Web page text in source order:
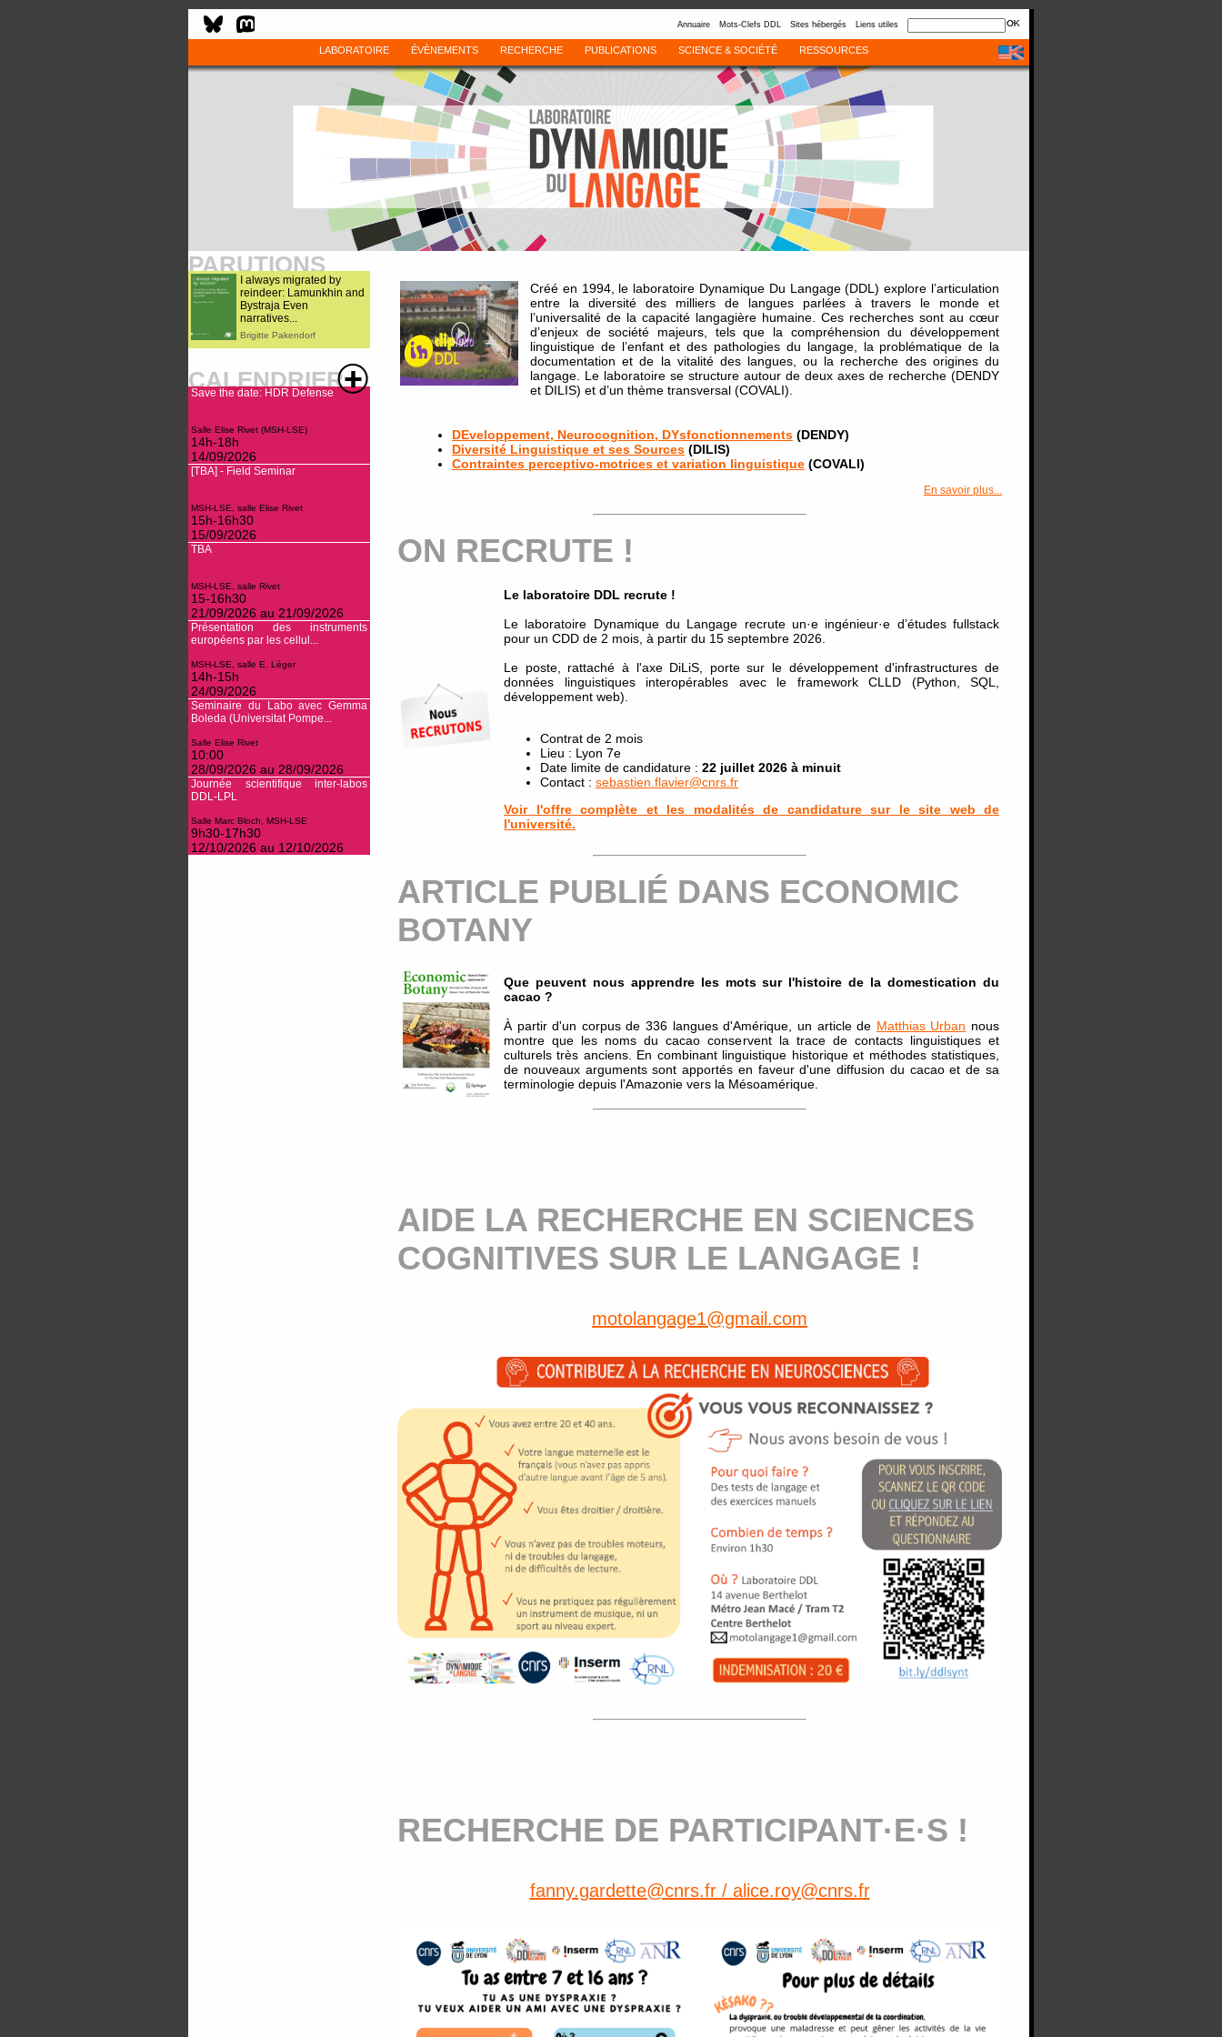
Annuaire Mots-Clefs DDL Sites hébergés Liens utiles
LABORATOIRE ÉVÈNEMENTS RECHERCHE PUBLICATIONS SCIENCE & SOCIÉTÉ RESSOURCES
PARUTIONS
I always migrated by
reindeer: Lamunkhin and
Bystraja Even
narratives...
Brigitte Pakendorf
CALENDRIER
Save the date: HDR Defense
Salle Elise Rivet (MSH-LSE)
14h-18h
14/09/2026
[TBA] - Field Seminar
MSH-LSE, salle Elise Rivet
15h-16h30
15/09/2026
TBA
MSH-LSE, salle Rivet
15-16h30
21/09/2026 au 21/09/2026
Présentation des instruments
européens par les cellul...
MSH-LSE, salle E. Léger
14h-15h
24/09/2026
Seminaire du Labo avec Gemma
Boleda (Universitat Pompe...
Salle Elise Rivet
10:00
28/09/2026 au 28/09/2026
Journée scientifique inter-labos
DDL-LPL
Salle Marc Bloch, MSH-LSE
9h30-17h30
12/10/2026 au 12/10/2026
Créé en 1994, le laboratoire Dynamique Du Langage (DDL) explore l’articulation
entre la diversité des milliers de langues parlées à travers le monde et
l’universalité de la capacité langagière humaine. Ces recherches sont au cœur
d’enjeux de société majeurs, tels que la compréhension du développement
linguistique de l’enfant et des pathologies du langage, la problématique de la
documentation et de la vitalité des langues, ou la recherche des origines du
langage. Le laboratoire se structure autour de deux axes de recherche (DENDY
et DILIS) et d’un thème transversal (COVALI).
DEveloppement, Neurocognition, DYsfonctionnements (DENDY)
Diversité Linguistique et ses Sources (DILIS)
Contraintes perceptivo-motrices et variation linguistique (COVALI)
En savoir plus...
ON RECRUTE !
Le laboratoire DDL recrute !
Le laboratoire Dynamique du Langage recrute un·e ingénieur·e d’études fullstack
pour un CDD de 2 mois, à partir du 15 septembre 2026.
Le poste, rattaché à l'axe DiLiS, porte sur le développement d'infrastructures de
données linguistiques interopérables avec le framework CLLD (Python, SQL,
développement web).
Contrat de 2 mois
Lieu : Lyon 7e
Date limite de candidature : 22 juillet 2026 à minuit
Contact : sebastien.flavier@cnrs.fr
Voir l'offre complète et les modalités de candidature sur le site web de
l'université.
ARTICLE PUBLIÉ DANS ECONOMIC
BOTANY
Que peuvent nous apprendre les mots sur l'histoire de la domestication du
cacao ?
À partir d'un corpus de 336 langues d'Amérique, un article de Matthias Urban nous
montre que les noms du cacao conservent la trace de contacts linguistiques et
culturels très anciens. En combinant linguistique historique et méthodes statistiques,
de nouveaux arguments sont apportés en faveur d'une diffusion du cacao et de sa
terminologie depuis l'Amazonie vers la Mésoamérique.
AIDE LA RECHERCHE EN SCIENCES
COGNITIVES SUR LE LANGAGE !
motolangage1@gmail.com
RECHERCHE DE PARTICIPANT·E·S !
fanny.gardette@cnrs.fr / alice.roy@cnrs.fr